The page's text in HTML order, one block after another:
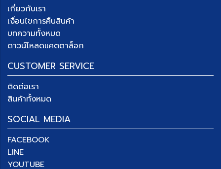
เกี่ยวกับเรา
เงื่อนไขการคืนสินค้า
บทความทั้งหมด
ดาวน์โหลดแคตตาล็อก
CUSTOMER SERVICE
ติดต่อเรา
สินค้าทั้งหมด
SOCIAL MEDIA
FACEBOOK
LINE
YOUTUBE